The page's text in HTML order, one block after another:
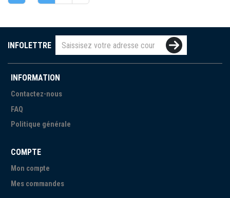
INFOLETTRE
INFORMATION
Contactez-nous
FAQ
Politique générale
COMPTE
Mon compte
Mes commandes